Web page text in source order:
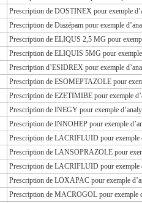
Prescription de DOSTINEX pour exemple
Prescription de Diazépam pour exemple
Prescription de ELIQUS 2,5 MG pour
Prescription de ELIQUIS 5MG pour exemple
Prescription d’ESIDREX pour exemple
Prescription de ESOMEPTAZOLE pour
Prescription de EZETIMIBE pour exemple
Prescription de INEGY pour exemple
Prescription de INNOHEP pour exemple
Prescription de LACRIFLUID pour exemple
Prescription de LANSOPRAZOLE pour
Prescription de LACRIFLUID pour exemple
Prescription de LOXAPAC pour exemple
Prescription de MACROGOL pour exemple